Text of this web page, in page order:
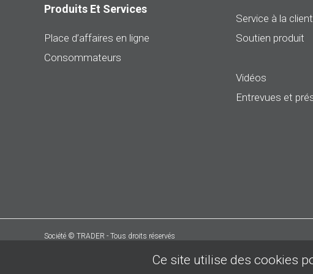
Produits Et Services
Place d’affaires en ligne
Consommateurs
Service à la
Soutien produit
Vidéos
Entrevues et
Société © TRADER - Tous droits réservés
Ce site utilise des cookies